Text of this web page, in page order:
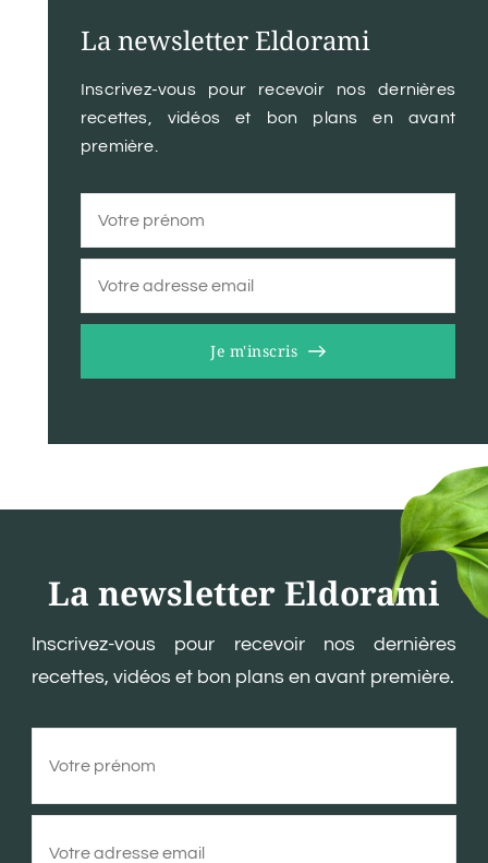
La newsletter Eldorami
Inscrivez-vous pour recevoir nos dernières
recettes, vidéos et bon plans en avant
première.
Je m'inscris
La newsletter Eldorami
Inscrivez-vous pour recevoir nos dernières
recettes, vidéos et bon plans en avant première.